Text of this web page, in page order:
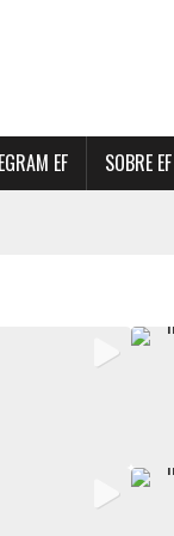
EF SOBRE